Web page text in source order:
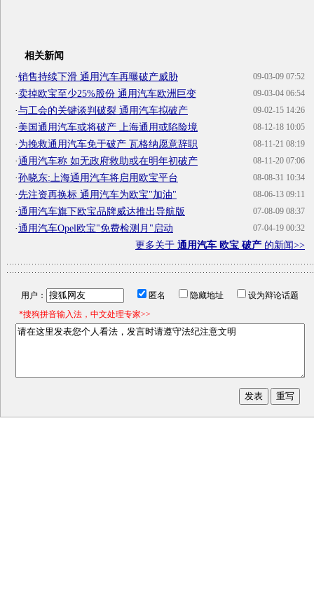
相关新闻
09-03-09 07:52
·销售持续下滑 通用汽车再曝破产威胁
09-03-04 06:54
·卖掉欧宝至少25%股份 通用汽车欧洲巨变
09-02-15 14:26
·与工会的关键谈判破裂 通用汽车拟破产
08-12-18 10:05
·美国通用汽车或将破产 上海通用或陷险境
08-11-21 08:19
·为挽救通用汽车免于破产 瓦格纳愿意辞职
08-11-20 07:06
·通用汽车称 如无政府救助或在明年初破产
08-08-31 10:34
·孙晓东:上海通用汽车将启用欧宝平台
08-06-13 09:11
·先注资再换标 通用汽车为欧宝"加油"
07-08-09 08:37
·通用汽车旗下欧宝品牌威达推出导航版
07-04-19 00:32
·通用汽车Opel欧宝"免费检测月"启动
更多关于 通用汽车 欧宝 破产 的新闻>>
用户： 匿名 隐藏地址
设为辩论话题
*搜狗拼音输入法，中文处理专家>>